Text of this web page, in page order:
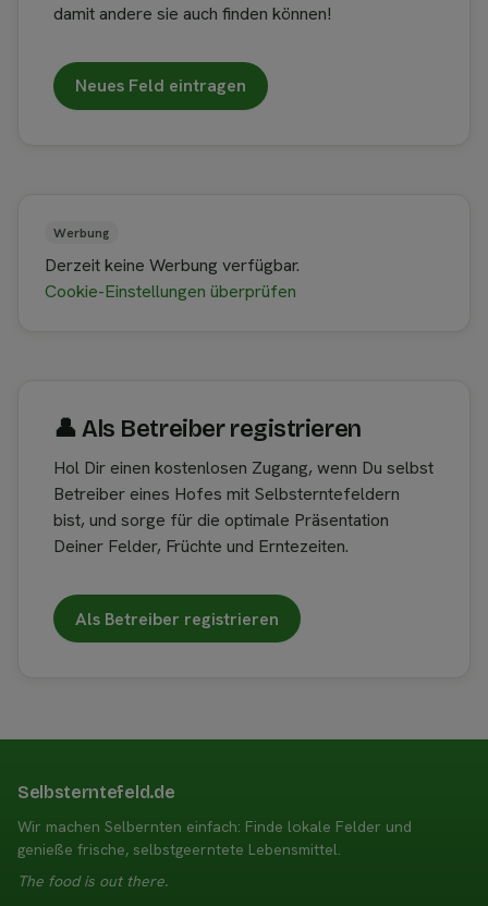
damit andere sie auch finden können!
Neues Feld eintragen
Werbung
Derzeit keine Werbung verfügbar.
Cookie-Einstellungen überprüfen
👤︎ Als Betreiber registrieren
Hol Dir einen kostenlosen Zugang, wenn Du selbst
Betreiber eines Hofes mit Selbsterntefeldern
bist, und sorge für die optimale Präsentation
Deiner Felder, Früchte und Erntezeiten.
Als Betreiber registrieren
Selbsterntefeld.de
Wir machen Selbernten einfach: Finde lokale Felder und
genieße frische, selbstgeerntete Lebensmittel.
The food is out there.